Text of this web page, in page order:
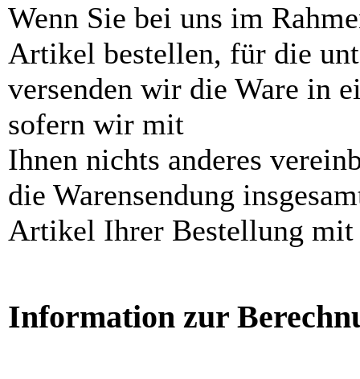
Wenn Sie bei uns im
Artikel bestellen, für die
versenden wir die Ware in
sofern wir mit
Ihnen nichts anderes
die Warensendung
Artikel Ihrer Bestellung
Information zur